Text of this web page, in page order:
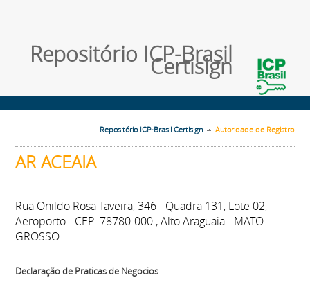
Repositório ICP-Brasil
Certisign
Repositório ICP-Brasil Certisign Autoridade de Registro
AR ACEAIA
Rua Onildo Rosa Taveira, 346 - Quadra 131, Lote 02,
Aeroporto - CEP: 78780-000., Alto Araguaia - MATO
GROSSO
Declaração de Praticas de Negocios